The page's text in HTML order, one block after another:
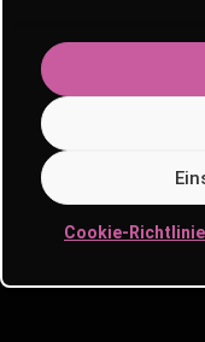
Cookie-Richtlinie
SOLI-PARTY